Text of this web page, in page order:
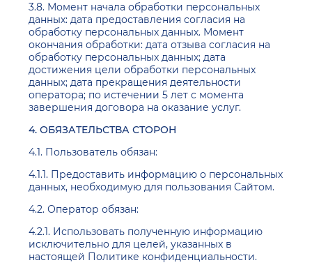
3.8. Момент начала обработки персональных
данных: дата предоставления согласия на
обработку персональных данных. Момент
окончания обработки: дата отзыва согласия на
обработку персональных данных; дата
достижения цели обработки персональных
данных; дата прекращения деятельности
оператора; по истечении 5 лет с момента
завершения договора на оказание услуг.
4. ОБЯЗАТЕЛЬСТВА СТОРОН
4.1. Пользователь обязан:
4.1.1. Предоставить информацию о персональных
данных, необходимую для пользования Сайтом.
4.2. Оператор обязан:
4.2.1. Использовать полученную информацию
исключительно для целей, указанных в
настоящей Политике конфиденциальности.